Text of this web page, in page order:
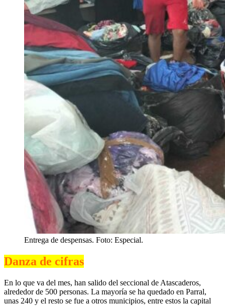
Entrega de despensas. Foto: Especial.
Danza de cifras
En lo que va del mes, han salido del seccional de Atascaderos,
alrededor de 500 personas. La mayoría se ha quedado en Parral,
unas 240 y el resto se fue a otros municipios, entre estos la capital